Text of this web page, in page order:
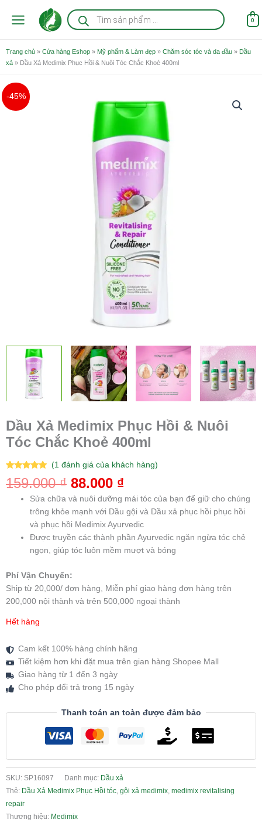
Tìm
kiếm
sản
0
Trang chủ » Cửa hàng Eshop » Mỹ phẩm & Làm đẹp » Chăm sóc tóc và da đầu » Dầu
xả » Dầu Xả Medimix Phục Hồi & Nuôi Tóc Chắc Khoẻ 400ml
-45%
Dầu Xả Medimix Phục Hồi & Nuôi
Tóc Chắc Khoẻ 400ml
5.00 trên 5
dựa trên
1
(1đánh giá của khách hàng)
159.000₫
gốc
159.000 ₫.
88.000 ₫
hiện
tại
là:
88.000 ₫.
Sửa chữa và nuôi dưỡng mái tóc của bạn để giữ cho chúng
trông khỏe mạnh với Dầu gội và Dầu xả phục hồi phục hồi
và phục hồi Medimix Ayurvedic
Được truyền các thành phần Ayurvedic ngăn ngừa tóc chẻ
ngọn, giúp tóc luôn mềm mượt và bóng
Phí Vận Chuyển:
Ship từ 20,000/ đơn hàng, Miễn phí giao hàng đơn hàng trên
200,000 nội thành và trên 500,000 ngoại thành
Hết hàng
Cam kết 100% hàng chính hãng
Tiết kiệm hơn khi đặt mua trên gian hàng Shopee Mall
Giao hàng từ 1 đến 3 ngày
Cho phép đổi trả trong 15 ngày
Thanh toán an toàn được đảm bảo
SKU: SP16097 Danh mục: Dầu xả
Thẻ: Dầu Xả Medimix Phục Hồi tóc, gội xả medimix, medimix revitalising
repair
Thương hiệu: Medimix